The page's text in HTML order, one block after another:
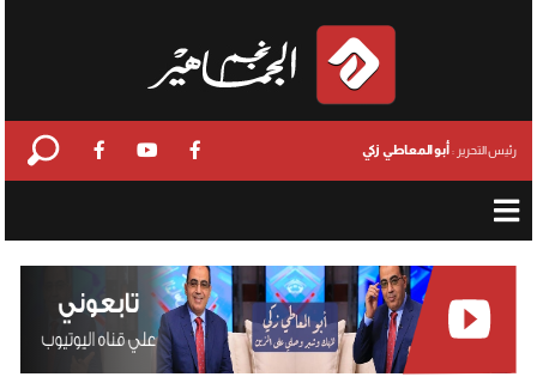
رئيس التحرير : أبو المعاطي زكي